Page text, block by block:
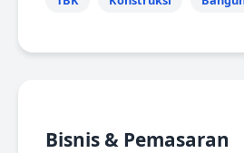
Bisnis & Pemasaran